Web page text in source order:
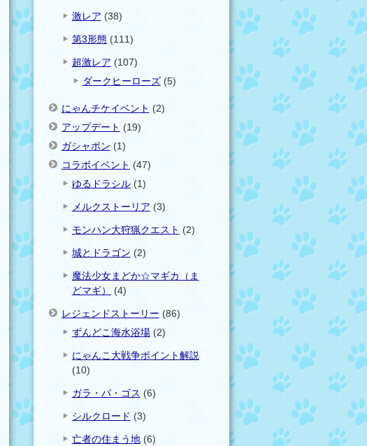
激レア (38)
第3形態(111)
超激レア (107)
ダークヒーローズ(5)
にゃんチケイベント (2)
アップデート (19)
ガシャポン (1)
コラボイベント (47)
ゆるドラシル(1)
メルクストーリア (3)
モンハン大狩猟クエスト (2)
城とドラゴン (2)
魔法少女まどか☆マギカ（ま
どマギ）
(4)
レジェンドストーリー (86)
ずんどこ海水浴場(2)
にゃんこ大戦争ポイント解説
(10)
ガラ・パ・ゴス (6)
シルクロード (3)
亡者の住まう地(6)